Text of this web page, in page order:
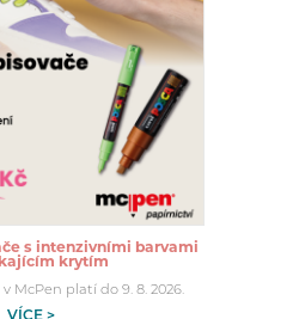
s intenzivními barvami
krytím
McPen platí do 9. 8. 2026.